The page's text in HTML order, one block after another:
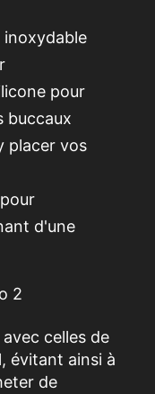
inoxydable
pour
buccaux
placer vos
d'une
celles de
évitant ainsi à
de